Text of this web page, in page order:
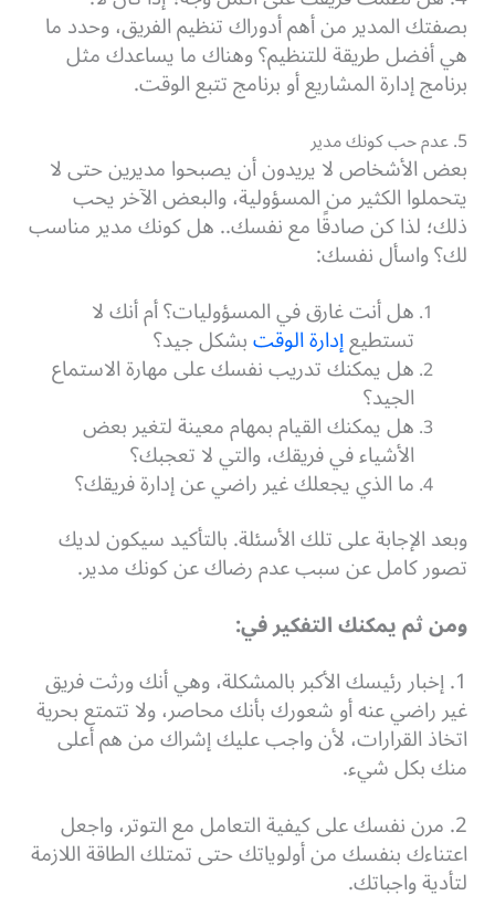
بصفتك المدير من أهم أدوراك تنظيم الفريق، وحدد ما
هي أفضل طريقة للتنظيم؟ وهناك ما يساعدك مثل
برنامج إدارة المشاريع أو برنامج تتبع الوقت.
5. عدم حب كونك مدير
بعض الأشخاص لا يريدون أن يصبحوا مديرين حتى لا
يتحملوا الكثير من المسؤولية، والبعض الآخر يحب
ذلك؛ لذا كن صادقًا مع نفسك.. هل كونك مدير مناسب
لك؟ واسأل نفسك:
هل أنت غارق في المسؤوليات؟ أم أنك لا
تستطيعإدارة الوقتبشكل جيد؟
هل يمكنك تدريب نفسك على مهارة الاستماع
الجيد؟
هل يمكنك القيام بمهام معينة لتغير بعض
الأشياء في فريقك، والتي لا تعجبك؟
ما الذي يجعلك غير راضي عن إدارة فريقك؟
وبعد الإجابة على تلك الأسئلة. بالتأكيد سيكون لديك
تصور كامل عن سبب عدم رضاك عن كونك مدير.
ومن ثم يمكنك التفكير في:
1. إخبار رئيسك الأكبر بالمشكلة، وهي أنك ورثت فريق
غير راضي عنه أو شعورك بأنك محاصر، ولا تتمتع بحرية
اتخاذ القرارات، لأن واجب عليك إشراك من هم أعلى
منك بكل شيء.
2. مرن نفسك على كيفية التعامل مع التوتر، واجعل
اعتناءك بنفسك من أولوياتك حتى تمتلك الطاقة اللازمة
لتأدية واجباتك.